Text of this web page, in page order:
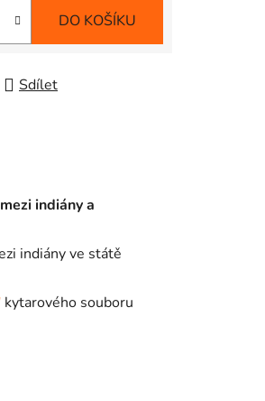
DO KOŠÍKU
Sdílet
indiány a
indiány ve státě
kytarového souboru